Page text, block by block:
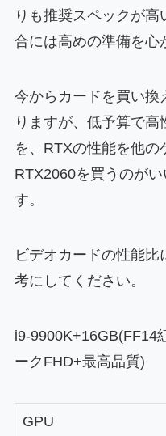
りも推奨スペックが
合には高めの準備を心
今からカードを買い換
りますが、低予算で
を、RTXの性能を他
RTX2060を買うのが
す。
ビデオカードの性能
考にしてください。
i9-9900K+16GB(FF14
ークFHD+最高品質)
GPU